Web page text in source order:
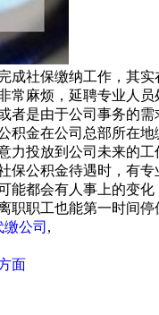
成社保缴纳工作，其
麻烦，延聘专业人员
是由于公司事务的需
金在公司总部所在
放到公司未来的工
保公积金待遇时，有
都会有人事上的变化
职工也能第一时间
公司 ,
面